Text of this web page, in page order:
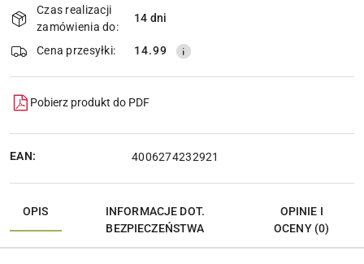
Wyślij
dostawa
Czas realizacji
zamówienia do:
14 dni
Cena przesyłki: 14.99
Pobierz produkt do PDF
EAN: 4006274232921
OPIS
INFORMACJE DOT.
BEZPIECZEŃSTWA
OPINIE I
OCENY (0)